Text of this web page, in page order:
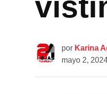
por Karina
mayo 2,